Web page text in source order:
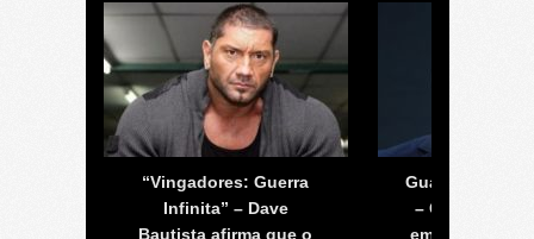
“Vingadores: Guerra
Infinita” – Dave
Bautista afirma que o
Guardiões da
– Chris Pratt
em vídeo